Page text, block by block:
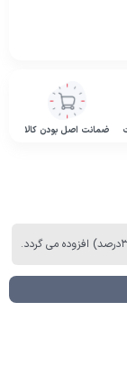
ضمانت اصل بودن کالا